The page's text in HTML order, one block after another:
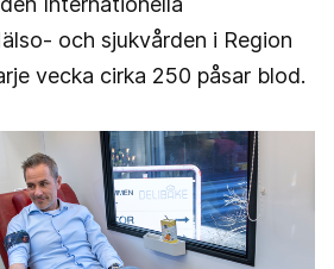
och sjukvården i Region
vecka cirka 250 påsar blod.